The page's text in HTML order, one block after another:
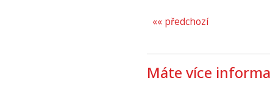
«« předchozí
Máte více